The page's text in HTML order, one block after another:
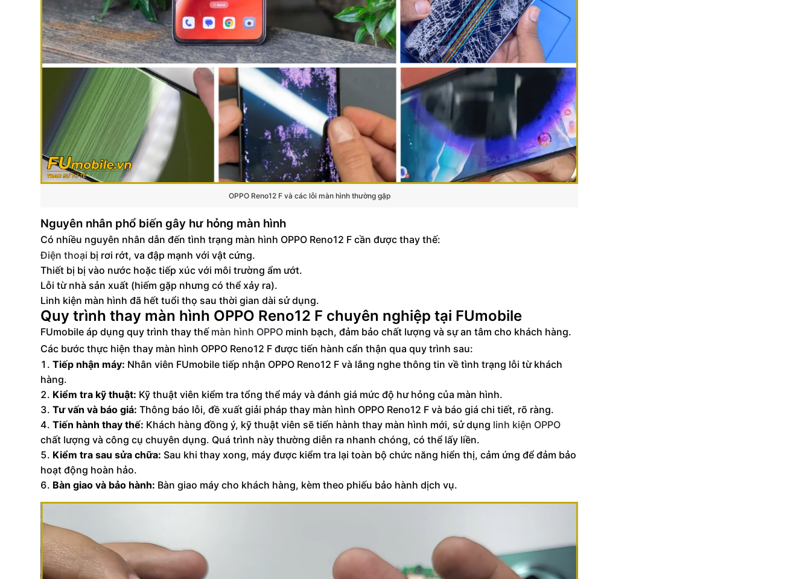
OPPO Reno12 F và các lỗi màn hình thường gặp
Nguyên nhân phổ biến gây hư hỏng màn hình
Có nhiều nguyên nhân dẫn đến tình trạng màn hình OPPO Reno12 F cần được thay thế:
Điện thoại bị rơi rớt, va đập mạnh với vật cứng.
Thiết bị bị vào nước hoặc tiếp xúc với môi trường ẩm ướt.
Lỗi từ nhà sản xuất (hiếm gặp nhưng có thể xảy ra).
Linh kiện màn hình đã hết tuổi thọ sau thời gian dài sử dụng.
Quy trình thay màn hình OPPO Reno12 F chuyên nghiệp tại FUmobile
FUmobile áp dụng quy trình thay thế màn hình OPPO minh bạch, đảm bảo chất lượng và sự an tâm cho khách hàng.
Các bước thực hiện thay màn hình OPPO Reno12 F được tiến hành cẩn thận qua quy trình sau:
Tiếp nhận máy: Nhân viên FUmobile tiếp nhận OPPO Reno12 F và lắng nghe thông tin về tình trạng lỗi từ khách
hàng.
Kiểm tra kỹ thuật: Kỹ thuật viên kiểm tra tổng thể máy và đánh giá mức độ hư hỏng của màn hình.
Tư vấn và báo giá: Thông báo lỗi, đề xuất giải pháp thay màn hình OPPO Reno12 F và báo giá chi tiết, rõ ràng.
Tiến hành thay thế: Khách hàng đồng ý, kỹ thuật viên sẽ tiến hành thay màn hình mới, sử dụng linh kiện OPPO
chất lượng và công cụ chuyên dụng. Quá trình này thường diễn ra nhanh chóng, có thể lấy liền.
Kiểm tra sau sửa chữa: Sau khi thay xong, máy được kiểm tra lại toàn bộ chức năng hiển thị, cảm ứng để đảm bảo
hoạt động hoàn hảo.
Bàn giao và bảo hành: Bàn giao máy cho khách hàng, kèm theo phiếu bảo hành dịch vụ.